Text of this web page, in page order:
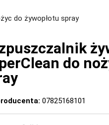
do żywopłotu spray
do
07825168101